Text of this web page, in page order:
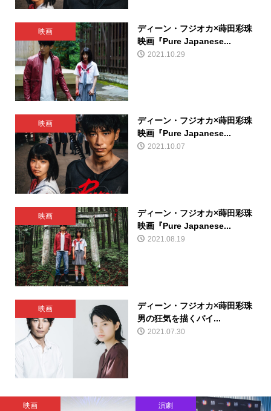
映画
ディーン・フジオカ×蒔田彩珠
映画『Pure Japanese...
2021.10.29
映画
ディーン・フジオカ×蒔田彩珠
映画『Pure Japanese...
2021.10.07
映画
ディーン・フジオカ×蒔田彩珠
映画『Pure Japanese...
2021.08.19
映画
ディーン・フジオカ×蒔田彩珠
男の狂気を描くバイ...
2021.07.30
映画 演劇